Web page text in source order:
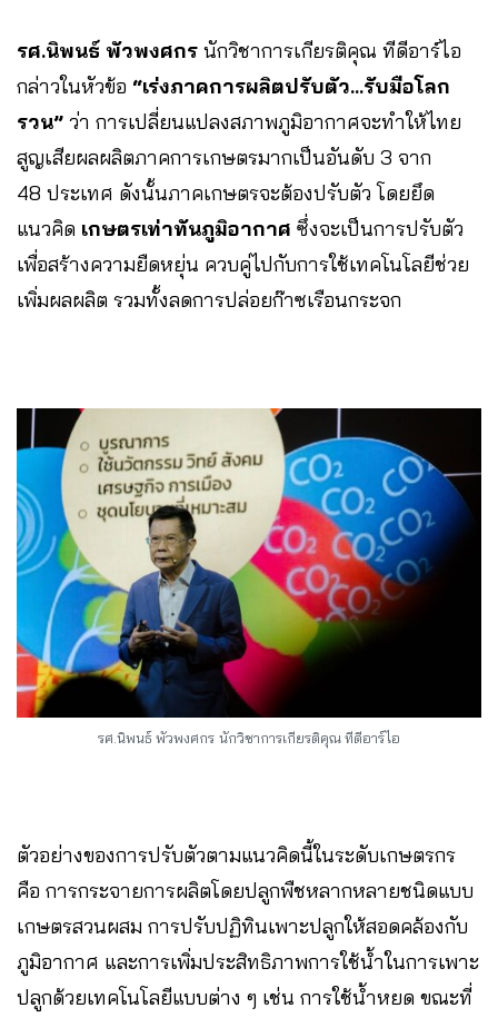
รศ.นิพนธ์ พัวพงศกร นักวิชาการเกียรติคุณ ทีดีอาร์ไอ
กล่าวในหัวข้อ “เร่งภาคการผลิตปรับตัว…รับมือโลก
รวน” ว่า การเปลี่ยนแปลงสภาพภูมิอากาศจะทำให้ไทย
สูญเสียผลผลิตภาคการเกษตรมากเป็นอันดับ 3 จาก
48 ประเทศ ดังนั้นภาคเกษตรจะต้องปรับตัว โดยยึด
แนวคิด เกษตรเท่าทันภูมิอากาศ ซึ่งจะเป็นการปรับตัว
เพื่อสร้างความยืดหยุ่น ควบคู่ไปกับการใช้เทคโนโลยีช่วย
เพิ่มผลผลิต รวมทั้งลดการปล่อยก๊าซเรือนกระจก
รศ.นิพนธ์ พัวพงศกร นักวิชาการเกียรติคุณ ทีดีอาร์ไอ
ตัวอย่างของการปรับตัวตามแนวคิดนี้ในระดับเกษตรกร
คือ การกระจายการผลิตโดยปลูกพืชหลากหลายชนิดแบบ
เกษตรสวนผสม การปรับปฏิทินเพาะปลูกให้สอดคล้องกับ
ภูมิอากาศ และการเพิ่มประสิทธิภาพการใช้น้ำในการเพาะ
ปลูกด้วยเทคโนโลยีแบบต่าง ๆ เช่น การใช้น้ำหยด ขณะที่